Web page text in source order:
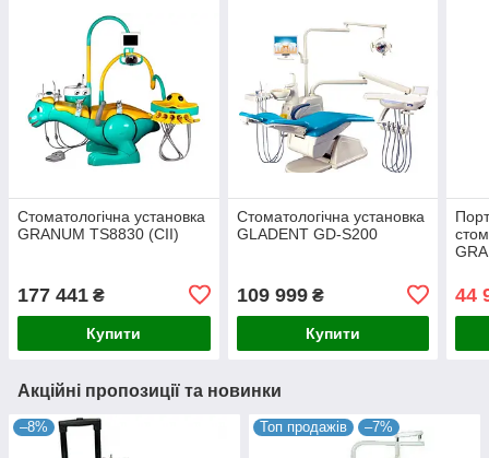
Стоматологічна установка
GRANUM TS8830 (CII)
177 441 ₴
Купити
Стоматологічна установка
GLADENT GD-S200
109 999₴
Купити
44
Акційні пропозиції та новинки
–8% Топ продажів –7%